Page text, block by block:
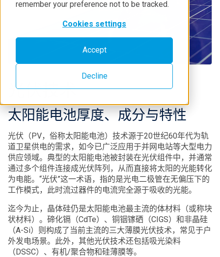
remember your preference not to be tracked.
Cookies settings
Accept
Decline
光伏技术
太阳能电池厚度、成分与特性
光伏（PV，俗称太阳能电池）技术源于20世纪60年代为轨
道卫星供电的需求，如今已广泛应用于并网电站等大型电力
供应领域。典型的太阳能电池被封装在光伏组件中，并通常
通过多个组件连接成光伏阵列，从而直接将太阳的光能转化
为电能。“光伏”这一术语，指的是光电二极管在无偏压下的
工作模式，此时流过器件的电流完全源于吸收的光能。
迄今为止，晶体硅仍是太阳能电池最主流的体材料（或称块
状材料）。碲化镉（CdTe）、铜铟镓硒（CIGS）和非晶硅
（A-Si）则构成了当前主流的三大薄膜光伏技术，常见于户
外发电场景。此外，其他光伏技术还包括吸光染料
（DSSC）、有机/聚合物和硅薄膜等。